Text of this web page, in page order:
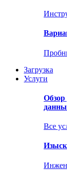
Загрузка
Услуги
Обзор
Все